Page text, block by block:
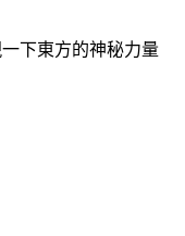
下東方的神秘力量